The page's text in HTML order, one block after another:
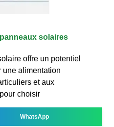
solaires
offre un potentiel
une alimentation
et aux
choisir
WhatsApp